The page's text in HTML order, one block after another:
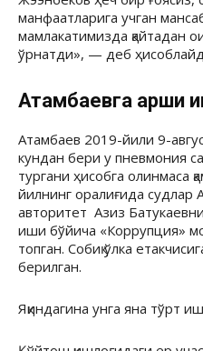
манфаатларига учган
мамлакатимизда қайтадан
ўрнатди», — деб
Атамбаевга қарши
Атамбаев 2019-йили 9-
кундан бери у пневмония
тургани ҳисобга олинмаса
йилнинг оралиғида судлар
авторитет Азиз
иши бўйича «Коррупция»
топган. Собиқ ўлка
берилган.
Яқиндагина унга яна тўрт